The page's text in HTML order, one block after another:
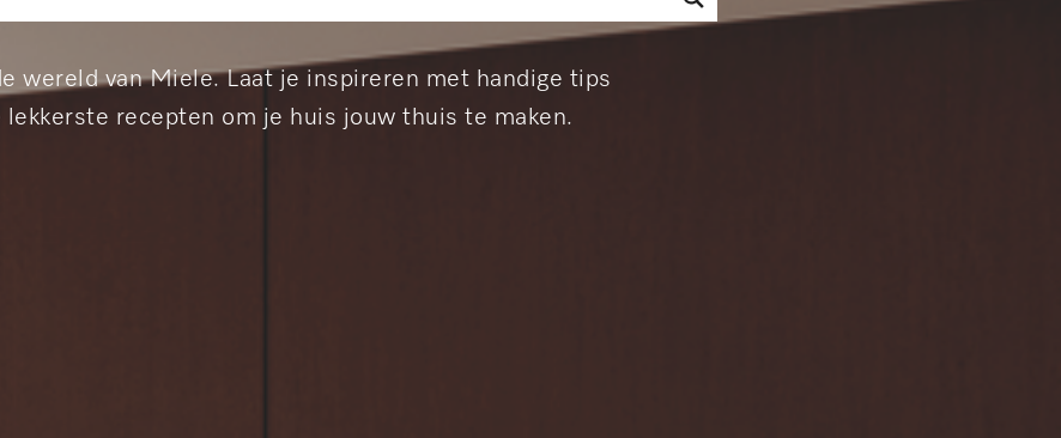
wereld van Miele. Laat je inspireren met handige tips
lekkerste recepten om je huis jouw thuis te maken.